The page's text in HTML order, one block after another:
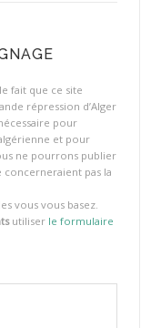
fait que ce site
répression d’Alger
pour
et pour
ne pourrons publier
concerneraient pas la
vous vous basez.
utiliser le formulaire